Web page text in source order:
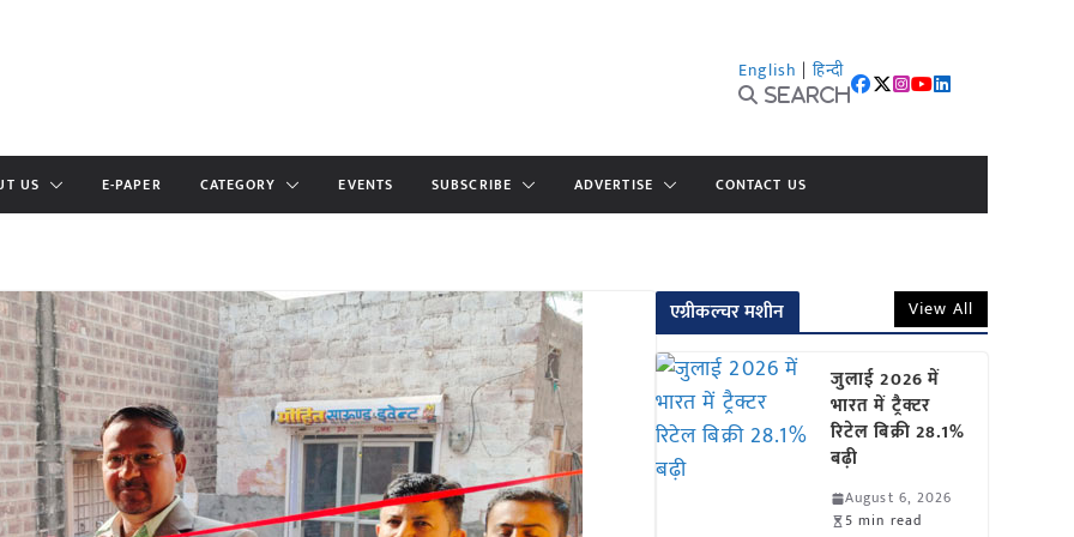
English | हिन्दी
Search
US E-PAPER CATEGORY EVENTS SUBSCRIBE ADVERTISE CONTACT US
एग्रीकल्चर मशीन View All
जुलाई 2026 में
भारत में ट्रैक्टर
रिटेल बिक्री 28.1%
बढ़ी
August 6, 2026
5 min read